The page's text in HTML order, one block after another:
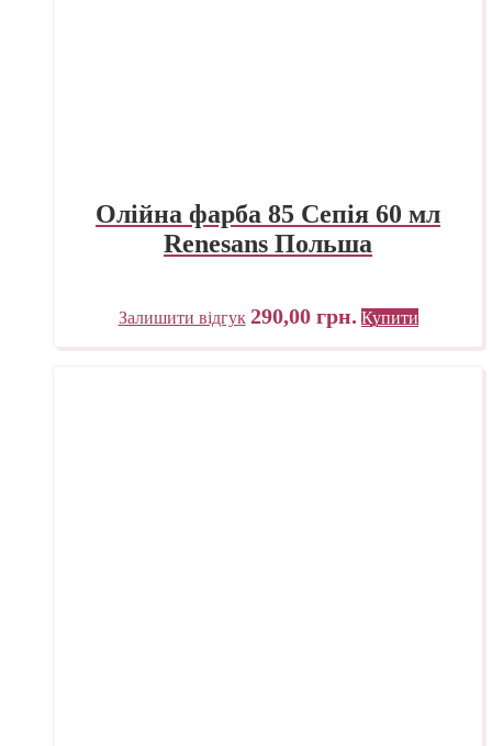
Олійна фарба 85 Сепія 60 мл
Renesans Польша
Залишити відгук 290,00 грн. Купити